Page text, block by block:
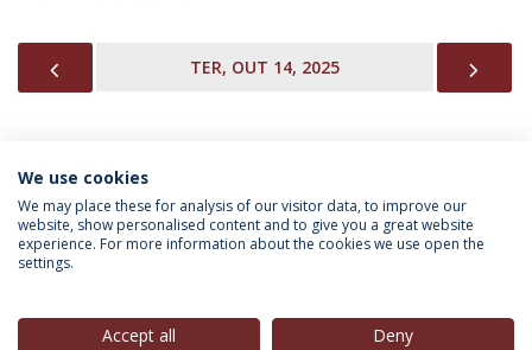
TER, OUT 14, 2025
INFORMAÇÃO PARA
We use cookies
We may place these for analysis of our visitor data, to improve our
website, show personalised content and to give you a great website
experience. For more information about the cookies we use open the
settings.
Accept all Deny